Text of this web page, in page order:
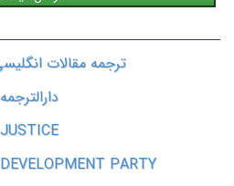
ترجمه مقالات
دارالترجمه
JUSTICE
PARTY